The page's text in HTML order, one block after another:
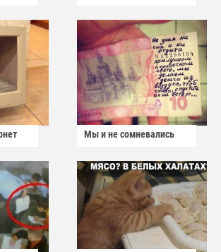
Мы и не сомневались